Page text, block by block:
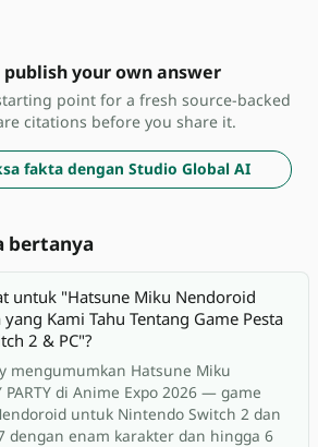
your own answer
point for a fresh source-backed
citations before you share it.
fakta dengan Studio Global AI
bertanya
untuk "Hatsune Miku Nendoroid
Kami Tahu Tentang Game Pesta
2 & PC"?
mengumumkan Hatsune Miku
PARTY di Anime Expo 2026 — game
untuk Nintendo Switch 2 dan
dengan enam karakter dan hingga 6